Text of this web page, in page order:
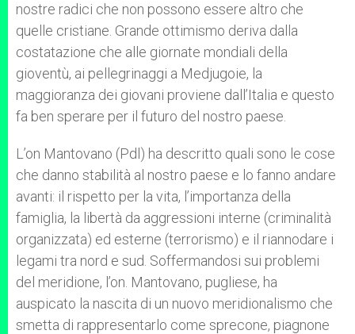
nostre radici che non possono essere altro che
quelle cristiane. Grande ottimismo deriva dalla
costatazione che alle giornate mondiali della
gioventù, ai pellegrinaggi a Medjugoie, la
maggioranza dei giovani proviene dall’Italia e questo
fa ben sperare per il futuro del nostro paese.
L’on Mantovano (Pdl) ha descritto quali sono le cose
che danno stabilità al nostro paese e lo fanno andare
avanti: il rispetto per la vita, l’importanza della
famiglia, la libertà da aggressioni interne (criminalità
organizzata) ed esterne (terrorismo) e il riannodare i
legami tra nord e sud. Soffermandosi sui problemi
del meridione, l’on. Mantovano, pugliese, ha
auspicato la nascita di un nuovo meridionalismo che
smetta di rappresentarlo come sprecone, piagnone